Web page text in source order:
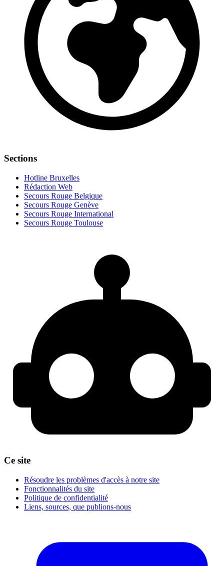
Sections
Hotline Bruxelles
Rédaction Web
Secours Rouge Belgique
Secours Rouge Genève
Secours Rouge International
Secours Rouge Toulouse
Ce site
Résoudre les problèmes d'accès à notre site
Fonctionnalités du site
Politique de confidentialité
Liens, sources, que publions-nous